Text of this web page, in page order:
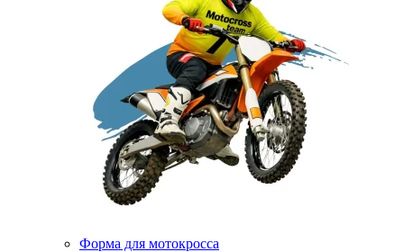
Форма для мотокросса